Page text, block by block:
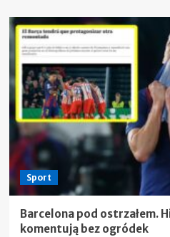
Sport
Barcelona pod ostrzałem.
komentują bez ogródek